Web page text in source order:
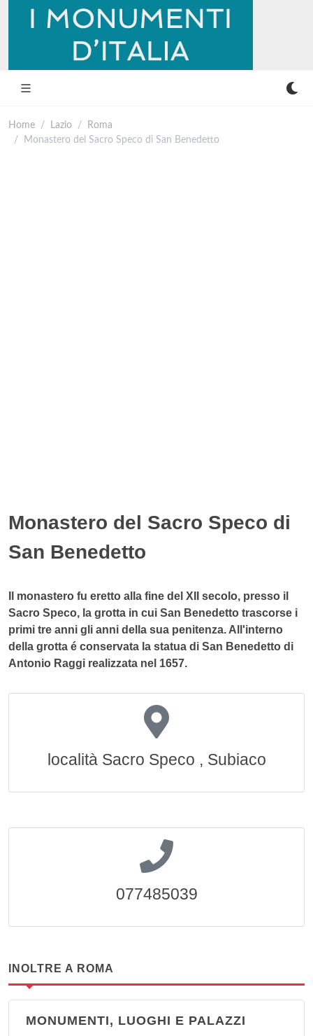
Home Lazio
Roma
Monastero del Sacro Speco di San Benedetto
Monastero del Sacro Speco di
San Benedetto
Il monastero fu eretto alla fine del XII secolo, presso il
Sacro Speco, la grotta in cui San Benedetto trascorse i
primi tre anni gli anni della sua penitenza. All'interno
della grotta é conservata la statua di San Benedetto di
Antonio Raggi realizzata nel 1657.
località Sacro Speco , Subiaco
077485039
INOLTRE A ROMA
MONUMENTI, LUOGHI E PALAZZI